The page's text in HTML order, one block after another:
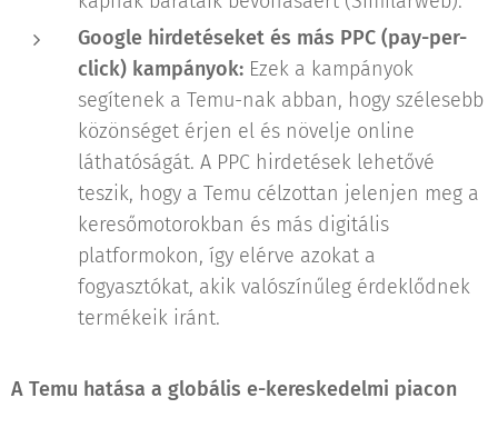
Google hirdetéseket és más PPC (pay-per-
click) kampányok: Ezek a kampányok
segítenek a Temu-nak abban, hogy szélesebb
közönséget érjen el és növelje online
láthatóságát. A PPC hirdetések lehetővé
teszik, hogy a Temu célzottan jelenjen meg a
keresőmotorokban és más digitális
platformokon, így elérve azokat a
fogyasztókat, akik valószínűleg érdeklődnek
termékeik iránt.
A Temu hatása a globális e-kereskedelmi piacon